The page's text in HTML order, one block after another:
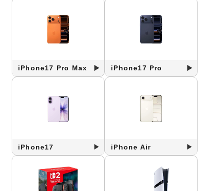
iPhone17 Pro Max iPhone17 Pro
iPhone17 iPhone Air